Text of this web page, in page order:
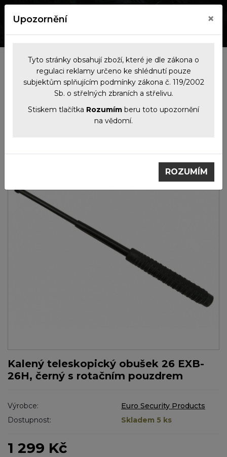
Kategorie
Sebeobranné
prostředky
Teleskopické
obušky
Kalený teleskopický
obušek 26 EXB-26H,
černý s rotačním
Kalený teleskopický obušek 26 EXB-
26H, černý s rotačním pouzdrem
Výrobce:
Euro Security Products
Dostupnost:
Skladem 5 ks
1 299 Kč
Upozornění ×
Tyto stránky obsahují zboží, které je dle zákona o
regulaci reklamy určeno ke shlédnutí pouze
subjektům splňujícím podmínky zákona č. 119/2002
Sb. o střelných zbraních a střelivu.
Stiskem tlačítka Rozumím beru toto upozornění
na vědomí.
ROZUMÍM